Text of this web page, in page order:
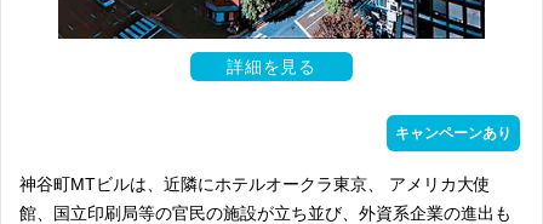
詳細を見る
キャンペーンあり
神谷町MTビルは、近隣にホテルオークラ東京、 アメリカ大使
館、国立印刷局等の官民の施設が立ち並び、外資系企業の進出も